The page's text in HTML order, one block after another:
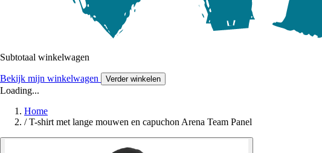
Subtotaal winkelwagen
Bekijk mijn winkelwagen Verder winkelen
Loading...
Home
/ T-shirt met lange mouwen en capuchon Arena Team Panel